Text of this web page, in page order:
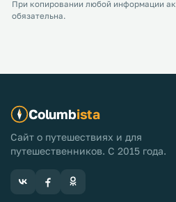
При копировании любой информации
обязательна.
Columbista
Сайт о путешествиях и для
путешественников. С 2015 года.